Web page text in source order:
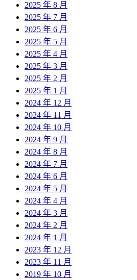
2025 年 8 月
2025 年 7 月
2025 年 6 月
2025 年 5 月
2025 年 4 月
2025 年 3 月
2025 年 2 月
2025 年 1 月
2024 年 12 月
2024 年 11 月
2024 年 10 月
2024 年 9 月
2024 年 8 月
2024 年 7 月
2024 年 6 月
2024 年 5 月
2024 年 4 月
2024 年 3 月
2024 年 2 月
2024 年 1 月
2023 年 12 月
2023 年 11 月
2019 年 10 月